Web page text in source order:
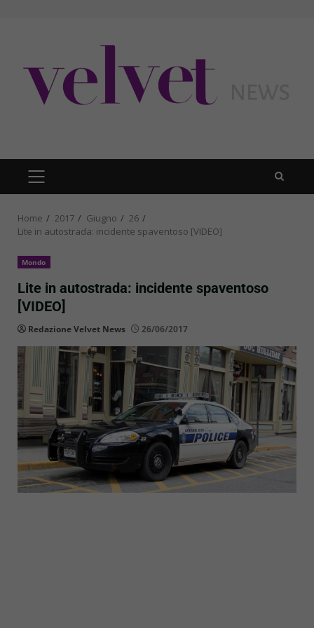
PRIMARY
MENU
Home 2017 Giugno
26
Lite in autostrada: incidente spaventoso [VIDEO]
Mondo
Lite in autostrada: incidente spaventoso
[VIDEO]
Redazione Velvet News 26/06/2017